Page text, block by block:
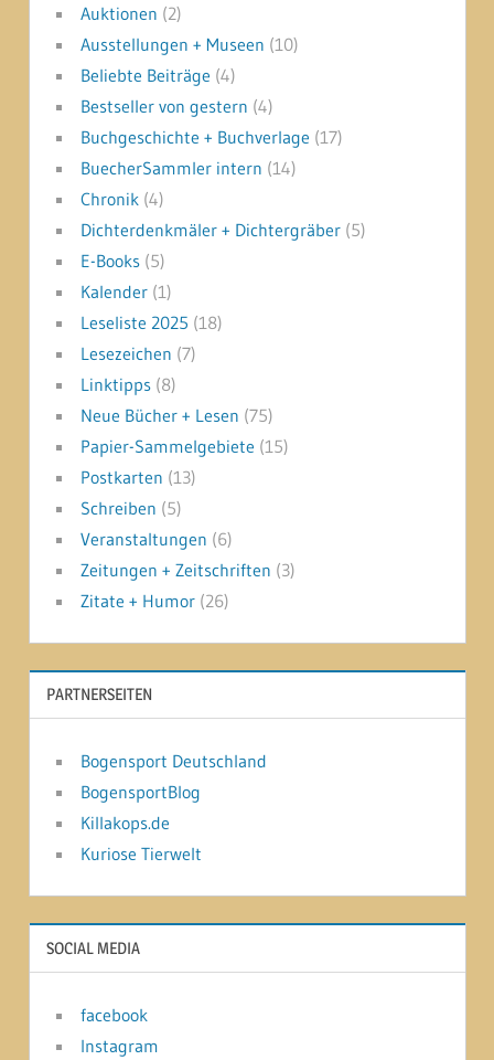
Auktionen (2)
Ausstellungen + Museen (10)
Beliebte Beiträge (4)
Bestseller von gestern (4)
Buchgeschichte + Buchverlage (17)
BuecherSammler intern (14)
Chronik(4)
Dichterdenkmäler + Dichtergräber(5)
E-Books(5)
Kalender(1)
Leseliste 2025 (18)
Lesezeichen (7)
Linktipps(8)
Neue Bücher + Lesen (75)
Papier-Sammelgebiete (15)
Postkarten (13)
Schreiben (5)
Veranstaltungen (6)
Zeitungen + Zeitschriften (3)
Zitate + Humor(26)
PARTNERSEITEN
Bogensport Deutschland
BogensportBlog
Killakops.de
Kuriose Tierwelt
SOCIAL MEDIA
facebook
Instagram